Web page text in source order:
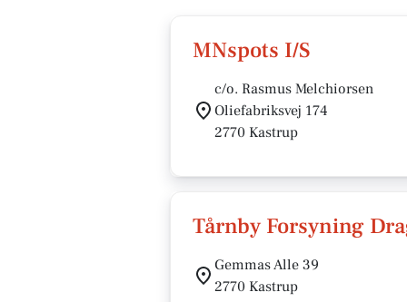
MNspots I/S
c/o. Rasmus Melchiorsen
Oliefabriksvej 174
2770 Kastrup
Tårnby Forsyning
Gemmas Alle 39
2770 Kastrup